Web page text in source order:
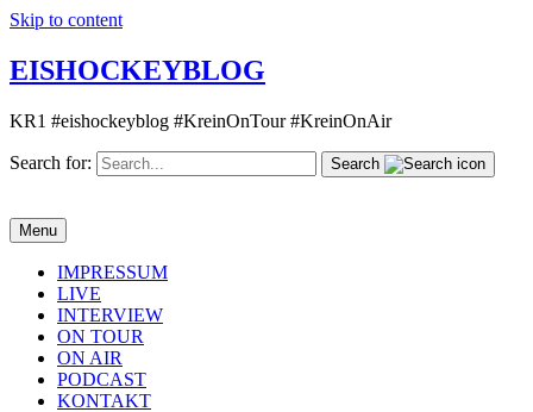
Skip to content
EISHOCKEYBLOG
KR1 #eishockeyblog #KreinOnTour #KreinOnAir
Search for: Search
Menu
IMPRESSUM
LIVE
INTERVIEW
ON TOUR
ON AIR
PODCAST
KONTAKT